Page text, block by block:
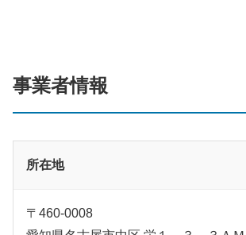
事業者情報
所在地
〒460-0008